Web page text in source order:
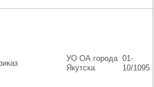
УО ОА города
Якутска
01-
10/1095